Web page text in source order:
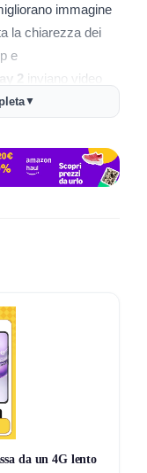
immagine
la chiarezza dei
e
2 inviano video
compatibili.
Pro
e libreria app
da
bassa latenza
▼
da un 4G lento